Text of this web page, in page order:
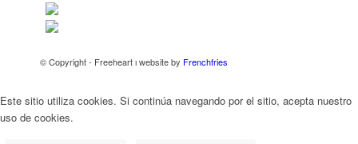
© Copyright - Freeheart ı website by Frenchfries
Este sitio utiliza cookies. Si continúa navegando por el sitio, acepta nuestro
uso de cookies.